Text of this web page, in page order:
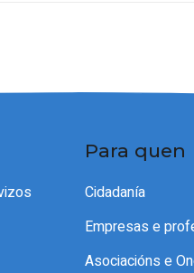
Para quen
Cidadanía
Empresas e
Asociacións e